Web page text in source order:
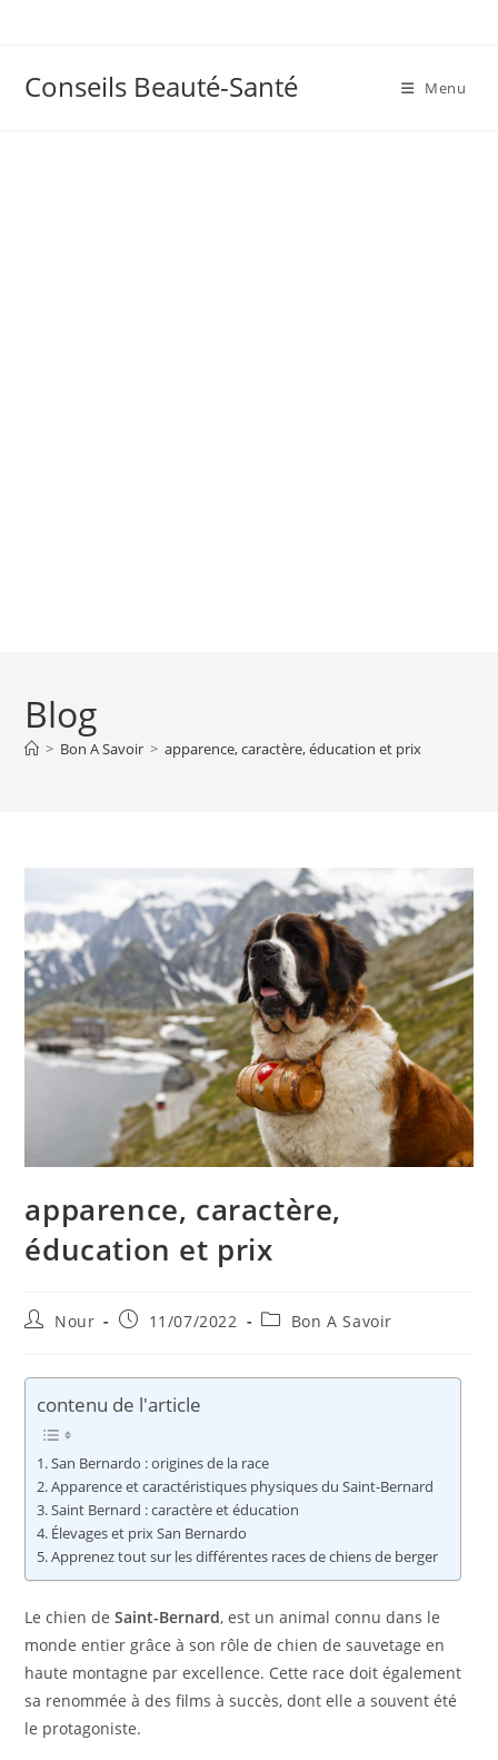
Conseils Beauté-Santé Menu
Blog
> Bon A Savoir > apparence, caractère, éducation et prix
apparence, caractère,
éducation et prix
Auteur/autrice
publication :
Nour
Publication
11/07/2022
PostBon A Savoir
contenu de l'article
San Bernardo : origines de la race
Apparence et caractéristiques physiques du Saint-Bernard
Saint Bernard : caractère et éducation
Élevages et prix San Bernardo
Apprenez tout sur les différentes races de chiens de berger
Le chien deSaint-Bernard, est un animal connu dans le
monde entier grâce à son rôle de chien de sauvetage en
haute montagne par excellence. Cette race doit également
sa renommée à des films à succès, dont elle a souvent été
le protagoniste.